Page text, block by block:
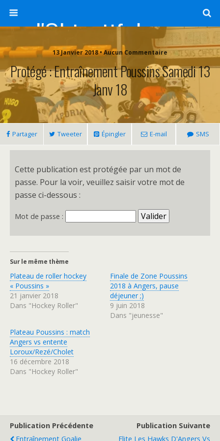
l'Objectif de Clairette
13 Janvier 2018 • Aucun Commentaire
Protégé : Entraînement Poussins Samedi 13
Janv 18
Partager Tweeter Épingler E-mail SMS
Cette publication est protégée par un mot de
passe. Pour la voir, veuillez saisir votre mot de
passe ci-dessous :
Mot de passe :
Sur le même thème
Plateau de roller hockey
« Poussins »
21 janvier 2018
Dans "Hockey Roller"
Finale de Zone Poussins
2018 à Angers, pause
déjeuner ;)
9 juin 2018
Dans "jeunesse"
Plateau Poussins : match
Angers vs entente
Loroux/Rezé/Cholet
16 décembre 2018
Dans "Hockey Roller"
Publication Précédente
Entraînement Goalie
Publication Suivante
Elite Les Hawks D'Angers Vs